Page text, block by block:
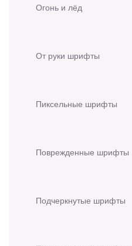
Огонь и лёд
От руки шрифты
Пиксельные шрифты
Поврежденные шрифты
Подчеркнутые шрифты